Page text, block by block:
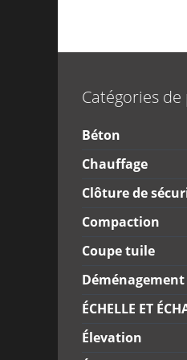
Catégories
Béton
Chauffage
Clôture de
Compaction
Coupe tuile
Déménagement
ÉCHELLE ET
Élevation